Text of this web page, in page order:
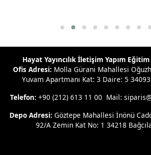
Hayat Yayıncılık İletişim Yapım
Ofis Adresi: Molla Gürani Mahallesi
Yuvam Apartmanı Kat: 3 Daire: 5
Telefon: +90 (212) 613 11 00 Mail:
Depo Adresi: Göztepe Mahallesi İnönü
92/A Zemin Kat No: 1 34218